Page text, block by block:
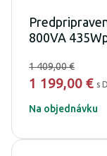
800VA
1 409,00 €
1 199,00 € s
Na objednávku